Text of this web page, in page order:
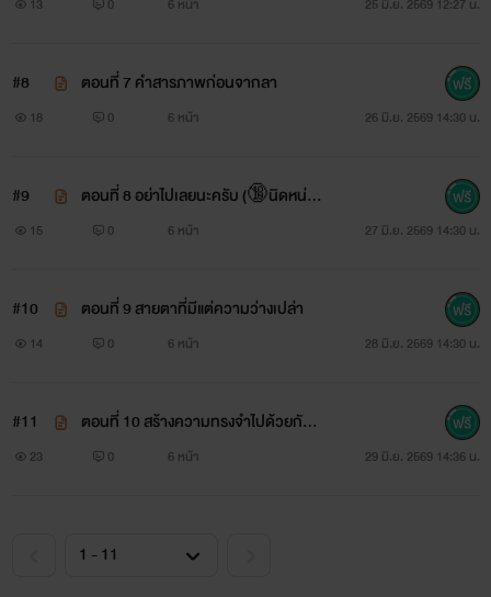
#8 ตอนที่ 7 คำสารภาพก่อนจากลา
18 0 6 หน้า 26 มิ.ย. 2569 14:30 น.
#9
ตอนที่ 8 อย่าไปเลยนะครับ (🔞นิดหน่อ
ยพอกรุบกริบ)
15 0 6 หน้า 27 มิ.ย. 2569 14:30 น.
#10 ตอนที่ 9 สายตาที่มีแต่ความว่างเปล่า
14 0 6 หน้า 28 มิ.ย. 2569 14:30 น.
#11
ตอนที่ 10 สร้างความทรงจำไปด้วยกัน
[จบ]
23 0 6 หน้า 29 มิ.ย. 2569 14:36 น.